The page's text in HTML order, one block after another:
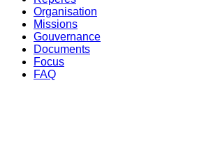
Organisation
Missions
Gouvernance
Documents
Focus
FAQ